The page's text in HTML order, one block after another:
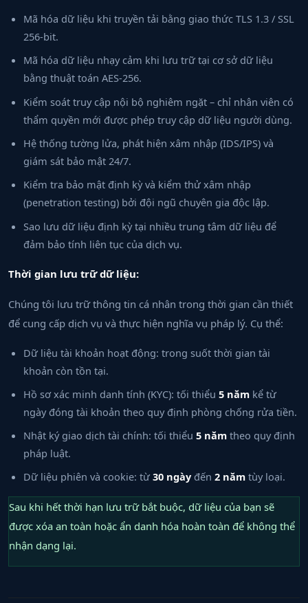
Mã hóa dữ liệu khi truyền tải bằng giao thức TLS 1.3 / SSL
256-bit.
Mã hóa dữ liệu nhạy cảm khi lưu trữ tại cơ sở dữ liệu
bằng thuật toán AES-256.
Kiểm soát truy cập nội bộ nghiêm ngặt – chỉ nhân viên có
thẩm quyền mới được phép truy cập dữ liệu người dùng.
Hệ thống tường lửa, phát hiện xâm nhập (IDS/IPS) và
giám sát bảo mật 24/7.
Kiểm tra bảo mật định kỳ và kiểm thử xâm nhập
(penetration testing) bởi đội ngũ chuyên gia độc lập.
Sao lưu dữ liệu định kỳ tại nhiều trung tâm dữ liệu để
đảm bảo tính liên tục của dịch vụ.
Thời gian lưu trữ dữ liệu:
Chúng tôi lưu trữ thông tin cá nhân trong thời gian cần thiết
để cung cấp dịch vụ và thực hiện nghĩa vụ pháp lý. Cụ thể:
Dữ liệu tài khoản hoạt động: trong suốt thời gian tài
khoản còn tồn tại.
Hồ sơ xác minh danh tính (KYC): tối thiểu5 năm kể từ
ngày đóng tài khoản theo quy định phòng chống rửa tiền.
Nhật ký giao dịch tài chính: tối thiểu5 năm theo quy định
pháp luật.
Dữ liệu phiên và cookie: từ30 ngàyđến2 năm tùy loại.
Sau khi hết thời hạn lưu trữ bắt buộc, dữ liệu của bạn sẽ
được xóa an toàn hoặc ẩn danh hóa hoàn toàn để không thể
nhận dạng lại.